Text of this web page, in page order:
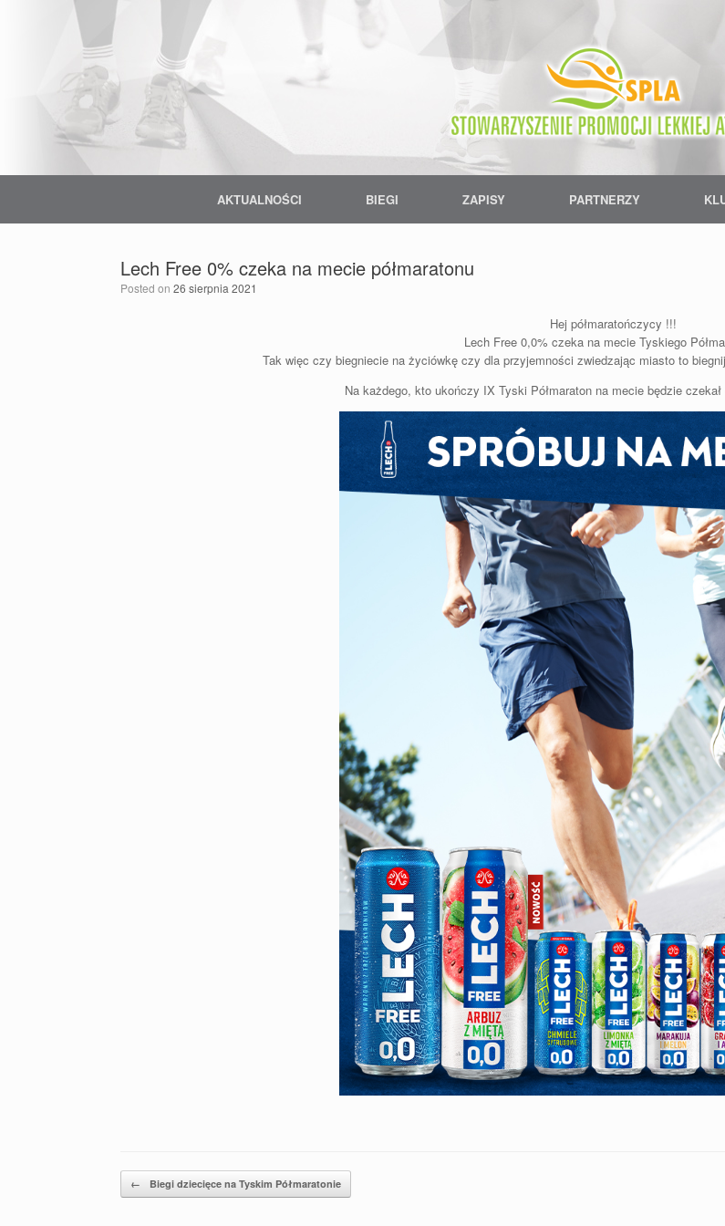
AKTUALNOŚCI BIEGI ZAPISY PARTNERZY
Lech Free 0% czeka na mecie półmaratonu
Posted on 26 sierpnia 2021
Hej półmaratończycy !!!
Lech Free 0,0% czeka na mecie Tyskiego
Tak więc czy biegniecie na życiówkę czy dla przyjemności zwiedzając miasto to
Na każdego, kto ukończy IX Tyski Półmaraton na mecie będzie
Post navigation
← Biegi dziecięce na Tyskim Półmaratonie